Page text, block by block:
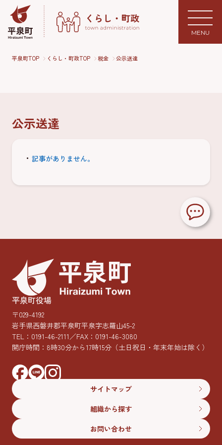
MENU
平泉町TOP くらし・町政TOP 税金 公示送達
公示送達
記事がありません。
平泉町役場
〒029-4192
岩手県西磐井郡平泉町平泉字志羅山45-2
TEL： 0191-46-2111／FAX：0191-46-3080
開庁時間：8時30分から17時15分 （土日祝日・年末年始は除く）
サイトマップ
組織から探す
お問い合わせ